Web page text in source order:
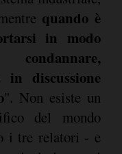
quando è
in modo
in discussione
". Non esiste un
del mondo
i tre relatori - e